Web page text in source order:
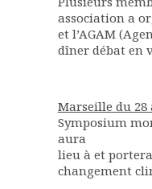
association a
et l’AGAM
dîner débat en
Marseille du 28
Symposium
aura
lieu à et
changement